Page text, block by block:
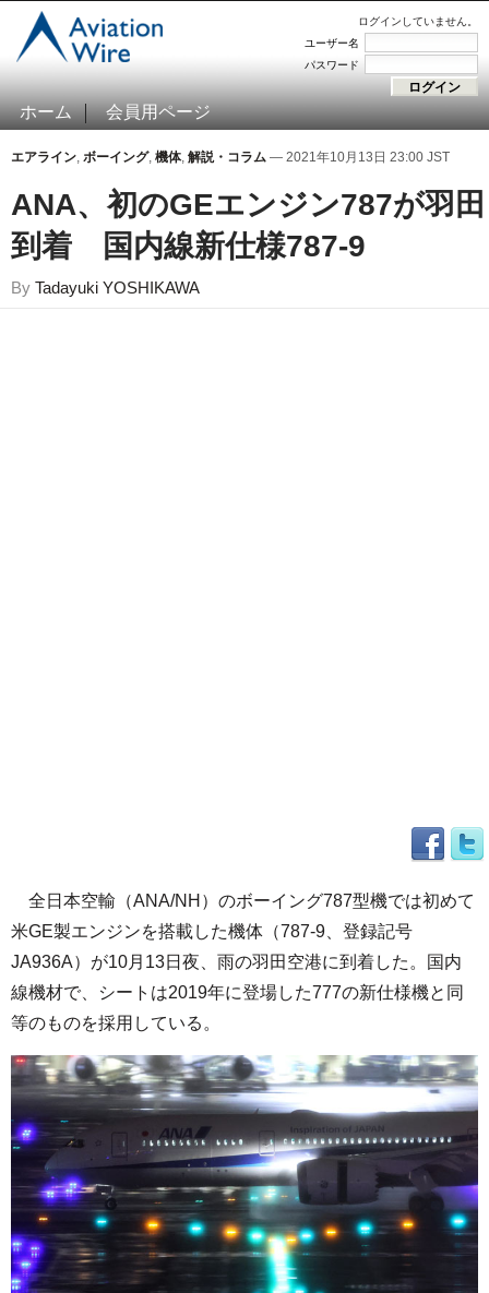
ログインしていません。
ユーザー名
パスワード
ホーム 会員用ページ
エアライン, ボーイング, 機体, 解説・コラム — 2021年10月13日 23:00 JST
ANA、初のGEエンジン787が羽田
到着 国内線新仕様787-9
By Tadayuki YOSHIKAWA
全日本空輸（ANA/NH）のボーイング787型機では初めて
米GE製エンジンを搭載した機体（787-9、登録記号
JA936A）が10月13日夜、雨の羽田空港に到着した。国内
線機材で、シートは2019年に登場した777の新仕様機と同
等のものを採用している。